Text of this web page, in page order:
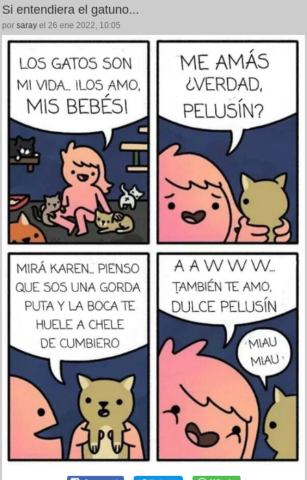
Si entendiera el gatuno...
por saray el 26 ene 2022, 10:05